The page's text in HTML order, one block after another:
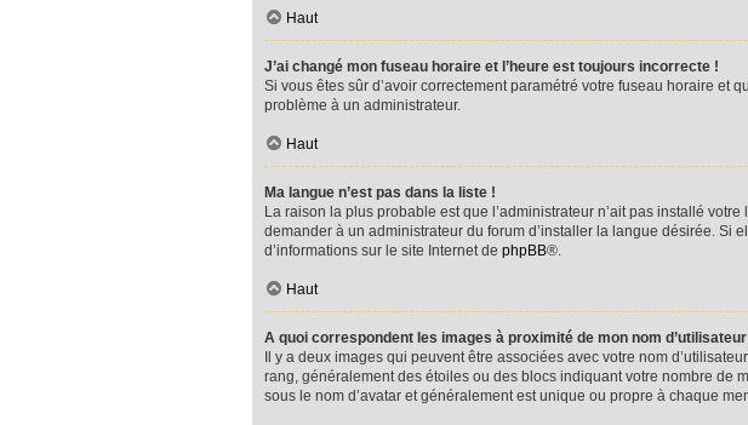
Haut
J’ai changé mon fuseau horaire et l’heure est toujours incorrecte !
Si vous êtes sûr d’avoir correctement paramétré votre fuseau horaire et
problème à un administrateur.
Haut
Ma langue n’est pas dans la liste !
La raison la plus probable est que l’administrateur n’ait pas installé
demander à un administrateur du forum d’installer la langue désirée. Si
d’informations sur le site Internet de phpBB®.
Haut
A quoi correspondent les images à proximité de mon nom d’utilisateur
Il y a deux images qui peuvent être associées avec votre nom
rang, généralement des étoiles ou des blocs indiquant votre nombre de
sous le nom d’avatar et généralement est unique ou propre à chaque